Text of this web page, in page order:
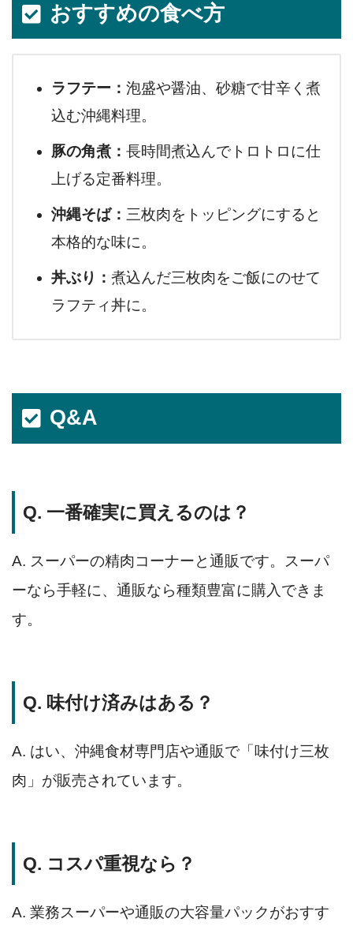
おすすめの食べ方
ラフテー： 泡盛や醤油、砂糖で甘辛く煮
込む沖縄料理。
豚の角煮： 長時間煮込んでトロトロに仕
上げる定番料理。
沖縄そば： 三枚肉をトッピングにすると
本格的な味に。
丼ぶり： 煮込んだ三枚肉をご飯にのせて
ラフティ丼に。
Q&A
Q. 一番確実に買えるのは？
A. スーパーの精肉コーナーと通販です。スーパ
ーなら手軽に、通販なら種類豊富に購入できま
す。
Q. 味付け済みはある？
A. はい、沖縄食材専門店や通販で「味付け三枚
肉」が販売されています。
Q. コスパ重視なら？
A. 業務スーパーや通販の大容量パックがおすす